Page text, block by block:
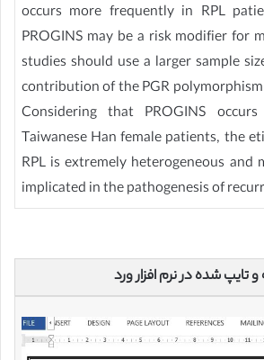
occurs more frequently in RPL
PROGINS may be a risk modifier for
studies should use a larger sample
contribution of the PGR
Considering that PROGINS
Taiwanese Han female patients, the
RPL is extremely heterogeneous and
implicated in the pathogenesis of
تایپ شده در نرم افزار ورد